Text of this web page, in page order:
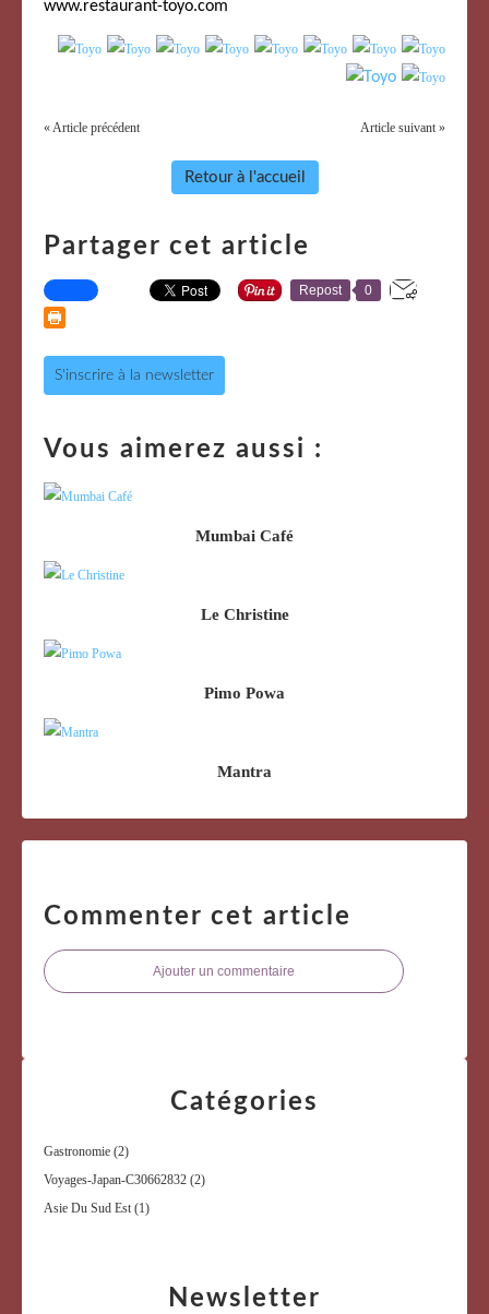
www.restaurant-toyo.com
« Article précédent Article suivant »
Retour à l'accueil
Partager cet article
Repost 0
S'inscrire à la newsletter
Vous aimerez aussi :
Mumbai Café
Le Christine
Pimo Powa
Mantra
Commenter cet article
Ajouter un commentaire
Newsletter
Catégories
Gastronomie (2)
Voyages-Japan-C30662832 (2)
Asie Du Sud Est (1)